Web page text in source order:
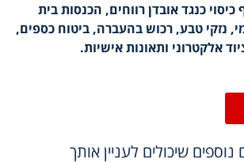
כיסוי כנגד אובדן רווחים, הכנסות בית
נזקי טבע, רכוש בהעברה, ביטוח כספים,
אלקטרוני ותאונות אישיות.
נוספים שיכולים לעניין אותך